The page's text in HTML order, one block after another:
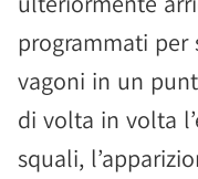
programmati per
vagoni in un
di volta in volta
squali,